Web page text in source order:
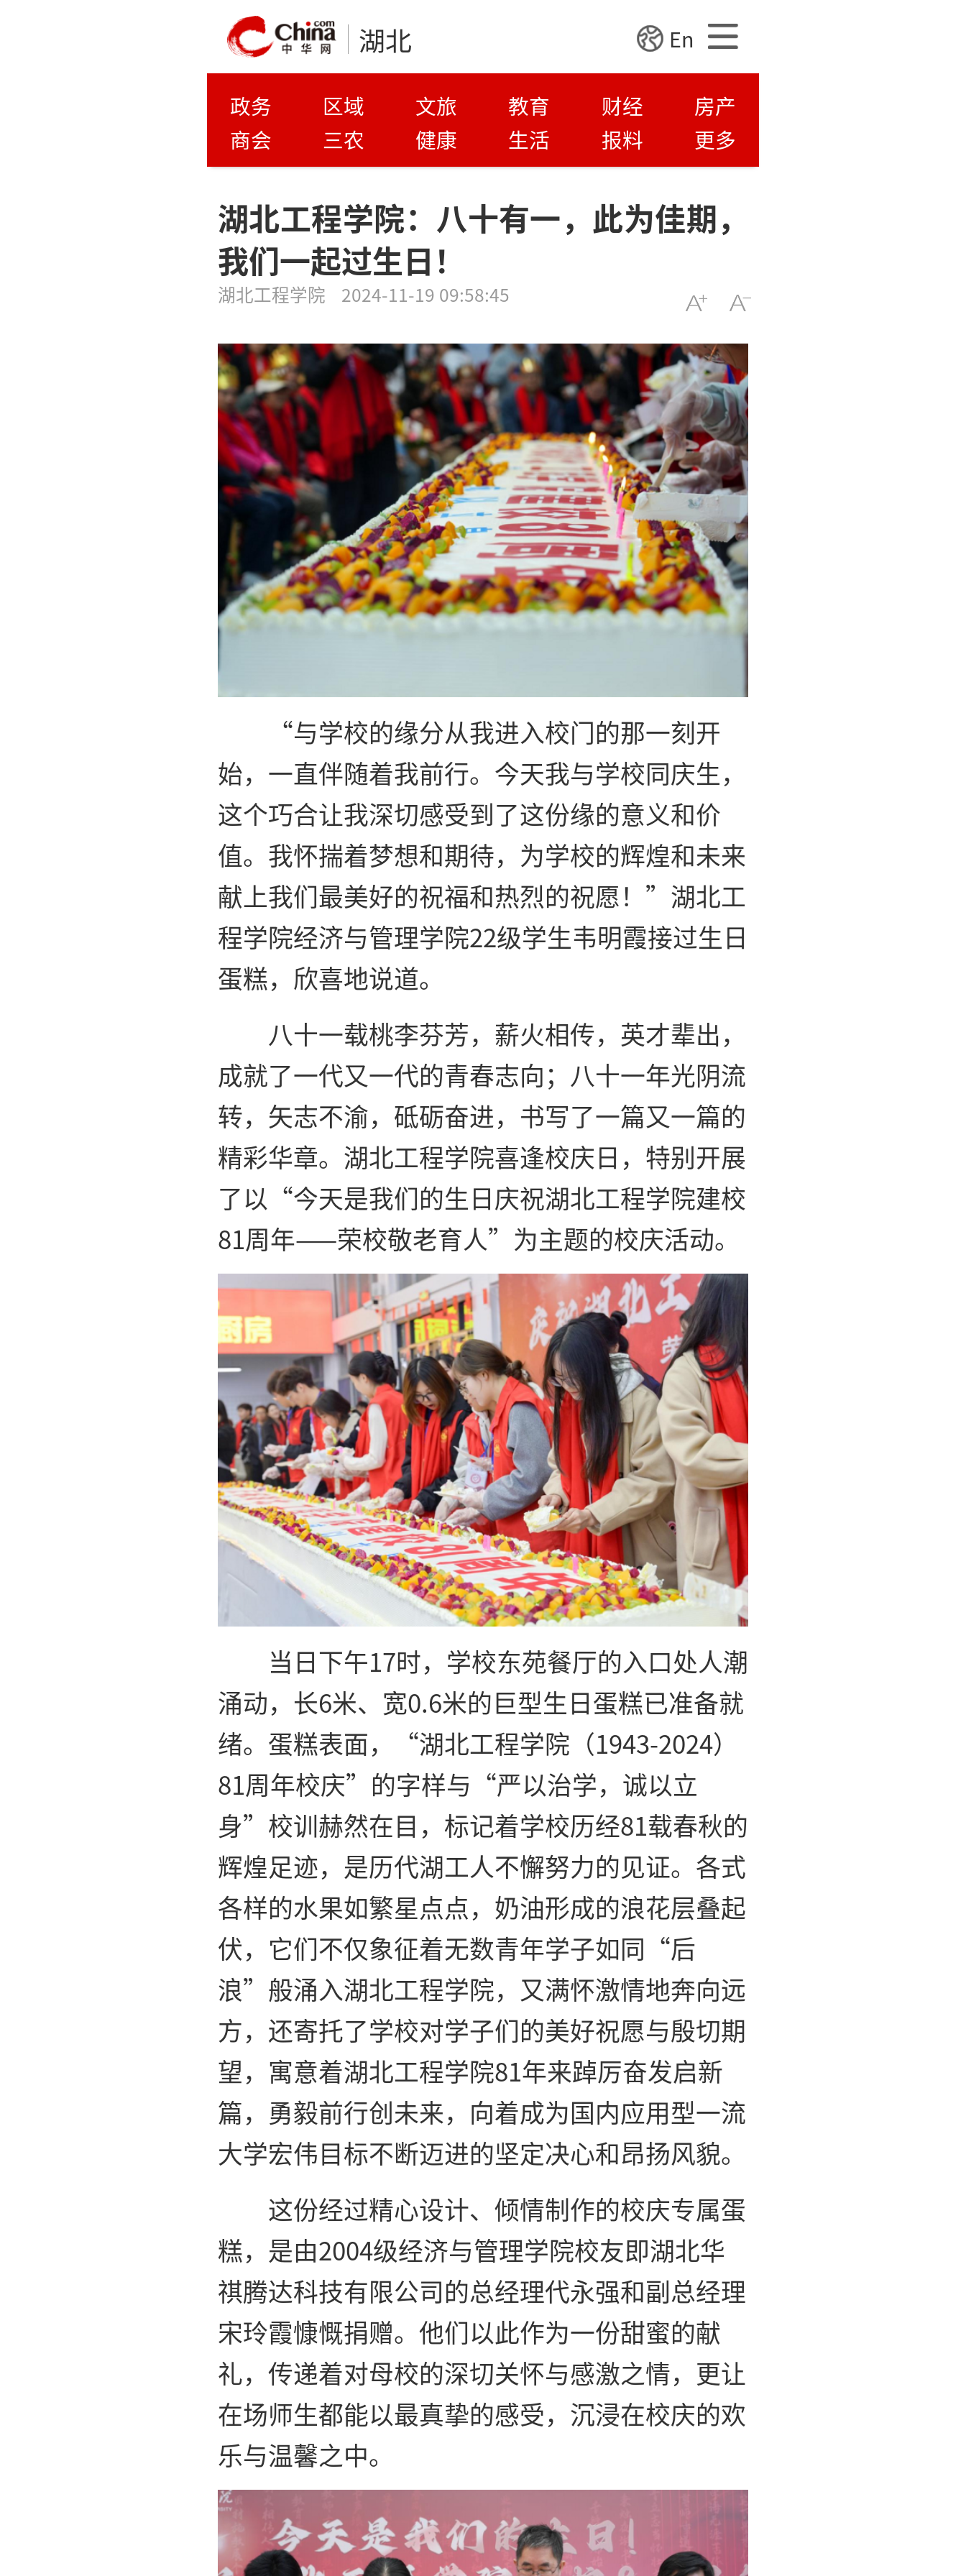
湖北 En
政务 区域 文旅 教育 财经
房产
商会
三农 健康 生活 报料 更多
湖北工程学院：八十有一，此为佳期，
我们一起过生日！
湖北工程学院 2024-11-19 09:58:45
“与学校的缘分从我进入校门的那一刻开
始，一直伴随着我前行。今天我与学校同庆生，
这个巧合让我深切感受到了这份缘的意义和价
值。我怀揣着梦想和期待，为学校的辉煌和未来
献上我们最美好的祝福和热烈的祝愿！”湖北工
程学院经济与管理学院22级学生韦明霞接过生日
蛋糕，欣喜地说道。
八十一载桃李芬芳，薪火相传，英才辈出，
成就了一代又一代的青春志向；八十一年光阴流
转，矢志不渝，砥砺奋进，书写了一篇又一篇的
精彩华章。湖北工程学院喜逢校庆日，特别开展
了以“今天是我们的生日庆祝湖北工程学院建校
81周年——荣校敬老育人”为主题的校庆活动。
当日下午17时，学校东苑餐厅的入口处人潮
涌动，长6米、宽0.6米的巨型生日蛋糕已准备就
绪。蛋糕表面，“湖北工程学院（1943-2024）
81周年校庆”的字样与“严以治学，诚以立
身”校训赫然在目，标记着学校历经81载春秋的
辉煌足迹，是历代湖工人不懈努力的见证。各式
各样的水果如繁星点点，奶油形成的浪花层叠起
伏，它们不仅象征着无数青年学子如同“后
浪”般涌入湖北工程学院，又满怀激情地奔向远
方，还寄托了学校对学子们的美好祝愿与殷切期
望，寓意着湖北工程学院81年来踔厉奋发启新
篇，勇毅前行创未来，向着成为国内应用型一流
大学宏伟目标不断迈进的坚定决心和昂扬风貌。
这份经过精心设计、倾情制作的校庆专属蛋
糕，是由2004级经济与管理学院校友即湖北华
祺腾达科技有限公司的总经理代永强和副总经理
宋玲霞慷慨捐赠。他们以此作为一份甜蜜的献
礼，传递着对母校的深切关怀与感激之情，更让
在场师生都能以最真挚的感受，沉浸在校庆的欢
乐与温馨之中。